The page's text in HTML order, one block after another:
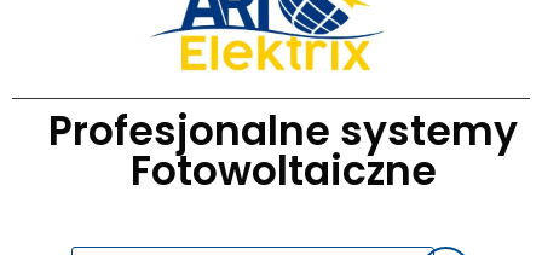
Profesjonalne systemy
Fotowoltaiczne